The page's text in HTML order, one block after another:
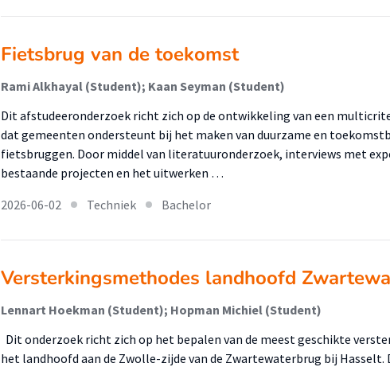
Fietsbrug van de toekomst
Rami Alkhayal (Student); Kaan Seyman (Student)
Dit afstudeeronderzoek richt zich op de ontwikkeling van een
dat gemeenten ondersteunt bij het maken van duurzame en
fietsbruggen. Door middel van literatuuronderzoek, interviews met
bestaande projecten en het uitwerken …
2026-06-02
Techniek Bachelor
Versterkingsmethodes landhoofd
Lennart Hoekman (Student); Hopman Michiel (Student)
Dit onderzoek richt zich op het bepalen van de meest geschikte
het landhoofd aan de Zwolle-zijde van de Zwartewaterbrug bij Hasselt.